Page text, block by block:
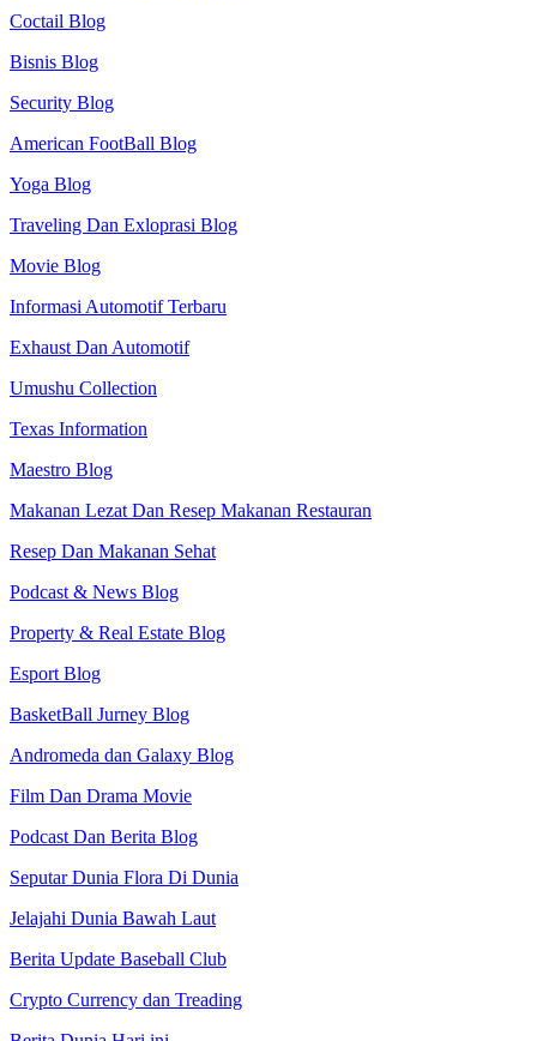
Coctail Blog
Bisnis Blog
Security Blog
American FootBall Blog
Yoga Blog
Traveling Dan Exloprasi Blog
Movie Blog
Informasi Automotif Terbaru
Exhaust Dan Automotif
Umushu Collection
Texas Information
Maestro Blog
Makanan Lezat Dan Resep Makanan Restauran
Resep Dan Makanan Sehat
Podcast & News Blog
Property & Real Estate Blog
Esport Blog
BasketBall Jurney Blog
Andromeda dan Galaxy Blog
Film Dan Drama Movie
Podcast Dan Berita Blog
Seputar Dunia Flora Di Dunia
Jelajahi Dunia Bawah Laut
Berita Update Baseball Club
Crypto Currency dan Treading